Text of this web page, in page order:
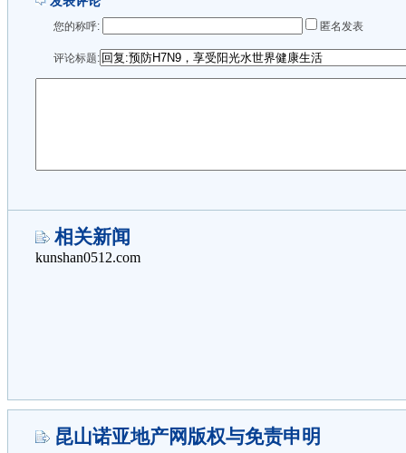
您的称呼: 匿名发表
评论标题:
相关新闻
昆山诺亚地产网版权与免责申明